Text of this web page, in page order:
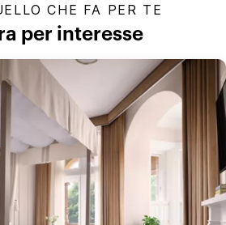
CHE FA PER TE
per interesse